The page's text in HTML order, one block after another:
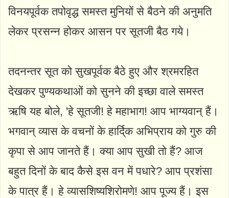
विनयपूर्वक तपोवृद्ध समस्त मुनियों से बैठने की अनुमति
लेकर प्रसन्न होकर आसन पर सूतजी बैठ गये।
तदनन्तर सूत को सुखपूर्वक बैठे हुए और श्रमरहित
देखकर पुण्यकथाओं को सुनने की इच्छा वाले समस्त
ऋषि यह बोले, 'हे सूतजी! हे महाभाग! आप भाग्यवान् हैं।
भगवान् व्यास के वचनों के हार्दि्‌क अभिप्राय को गुरु की
कृपा से आप जानते हैं। क्या आप सुखी तो हैं? आज
बहुत दिनों के बाद कैसे इस वन में पधारे? आप प्रशंसा
के पात्र हैं। हे व्यासशिष्यशिरोमणे! आप पूज्य हैं। इस